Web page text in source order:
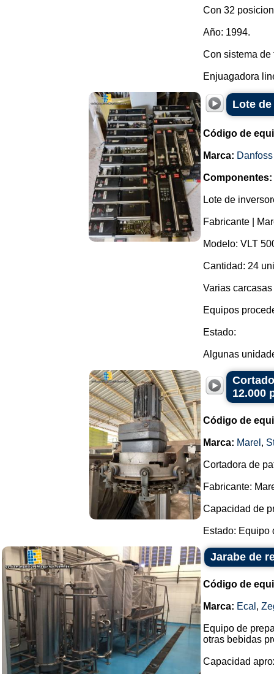
Con 32
Año: 1994.
Con sistema de
Enjuagadora
Lote
Código de
Marca: Danfoss
Componentes:
Lote de
Fabricante |
Modelo: VLT
Cantidad: 24
Varias
Equipos
Estado:
Algunas
12.000
Código de
Marca: Marel ,
Cortadora de
Fabricante:
Capacidad de
Estado: Equipo
Jarabe de
Código de
Marca: Ecal ,
Equipo de
otras bebidas
Capacidad